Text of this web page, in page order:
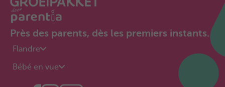
Près des parents, dès les premiers instants.
Flandre
Bébé en vue